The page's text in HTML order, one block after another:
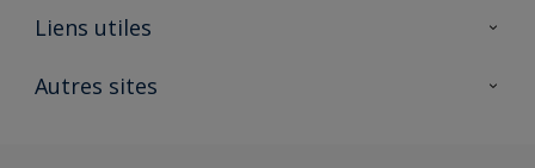
A propos de Sikkens
Liens utiles
Ouvrir un magasin PASS
Autres sites